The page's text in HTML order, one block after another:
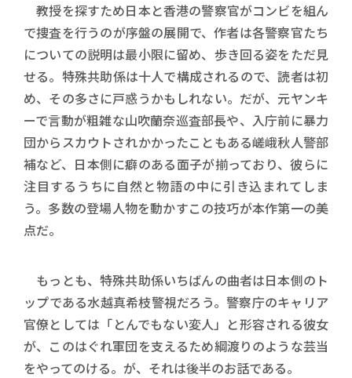
教授を探すため日本と香港の警察官がコンビを組ん
で捜査を行うのが序盤の展開で、作者は各警察官たち
についての説明は最小限に留め、歩き回る姿をただ見
せる。特殊共助係は十人で構成されるので、読者は初
め、その多さに戸惑うかもしれない。だが、元ヤンキ
ーで言動が粗雑な山吹蘭奈巡査部長や、入庁前に暴力
団からスカウトされかかったこともある嵯峨秋人警部
補など、日本側に癖のある面子が揃っており、彼らに
注目するうちに自然と物語の中に引き込まれてしま
う。多数の登場人物を動かすこの技巧が本作第一の美
点だ。
もっとも、特殊共助係いちばんの曲者は日本側のト
ップである水越真希枝警視だろう。警察庁のキャリア
官僚としては「とんでもない変人」と形容される彼女
が、このはぐれ軍団を支えるため綱渡りのような芸当
をやってのける。が、それは後半のお話である。